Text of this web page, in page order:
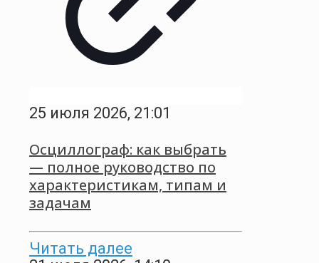
25 июля 2026, 21:01
Осциллограф: как выбрать
— полное руководство по
характеристикам, типам и
задачам
Читать далее